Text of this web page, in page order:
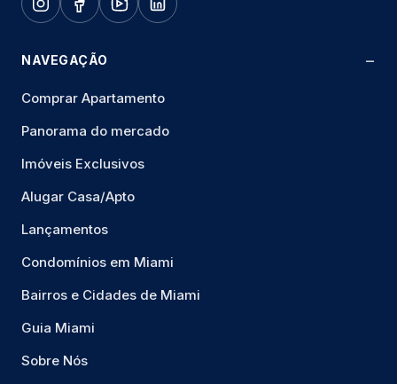
NAVEGAÇÃO
Comprar Apartamento
Panorama do mercado
Imóveis Exclusivos
Alugar Casa/Apto
Lançamentos
Condomínios em Miami
Bairros e Cidades de Miami
Guia Miami
Sobre Nós